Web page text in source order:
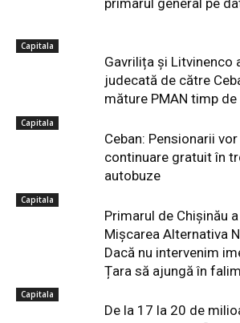
primarul general pe
Capitala
Gavrilița și Litvinenco
judecată de către
măture PMAN timp
Capitala
Ceban: Pensionarii
continuare gratuit în
autobuze
Capitala
Primarul de Chișinău
Mișcarea Alternativa
Dacă nu intervenim
Țara să ajungă în
Capitala
De la 17 la 20 de